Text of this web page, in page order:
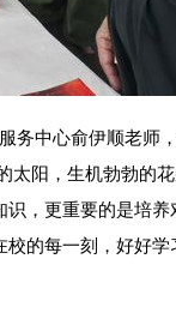
中心俞伊顺老师
太阳，生机勃勃的
，更重要的是培
的每一刻，好好